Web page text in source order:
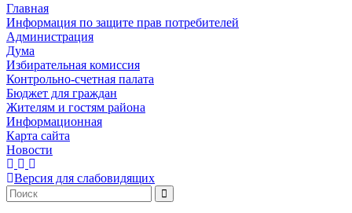
Главная
Информация по защите прав потребителей
Администрация
Дума
Избирательная комиссия
Контрольно-счетная палата
Бюджет для граждан
Жителям и гостям района
Информационная
Карта сайта
Новости
Версия для слабовидящих